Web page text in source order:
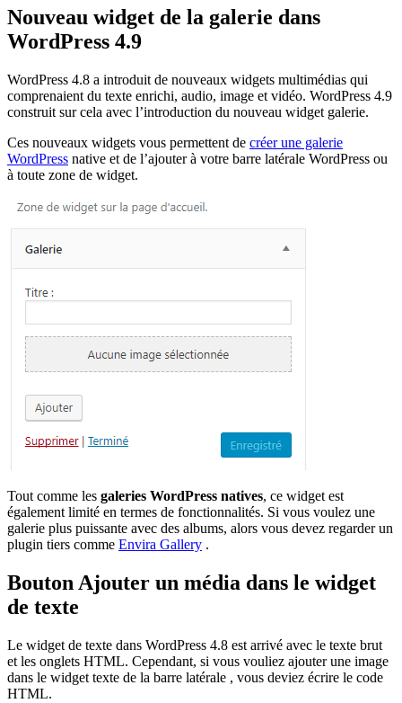
Nouveau widget de la galerie dans
WordPress 4.9
WordPress 4.8 a introduit de nouveaux widgets multimédias qui
comprenaient du texte enrichi, audio, image et vidéo. WordPress 4.9
construit sur cela avec l’introduction du nouveau widget galerie.
Ces nouveaux widgets vous permettent de créer une galerie
WordPress native et de l’ajouter à votre barre latérale WordPress ou
à toute zone de widget.
Tout comme les galeries WordPress natives, ce widget est
également limité en termes de fonctionnalités. Si vous voulez une
galerie plus puissante avec des albums, alors vous devez regarder un
plugin tiers comme Envira Gallery .
Bouton Ajouter un média dans le widget
de texte
Le widget de texte dans WordPress 4.8 est arrivé avec le texte brut
et les onglets HTML. Cependant, si vous vouliez ajouter une image
dans le widget texte de la barre latérale , vous deviez écrire le code
HTML.